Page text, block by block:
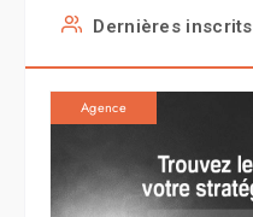
Dernières inscrits
Agence